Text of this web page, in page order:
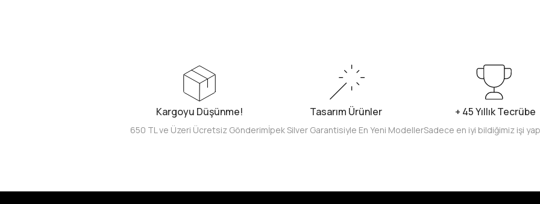
Kargoyu Düşünme!
650 TL ve Üzeri Ücretsiz Gönderim
Tasarım Ürünler
İpek Silver Garantisiyle En Yeni Modeller
+ 45 Yıllık Tecrübe
Sadece en iyi bildiğimiz işi